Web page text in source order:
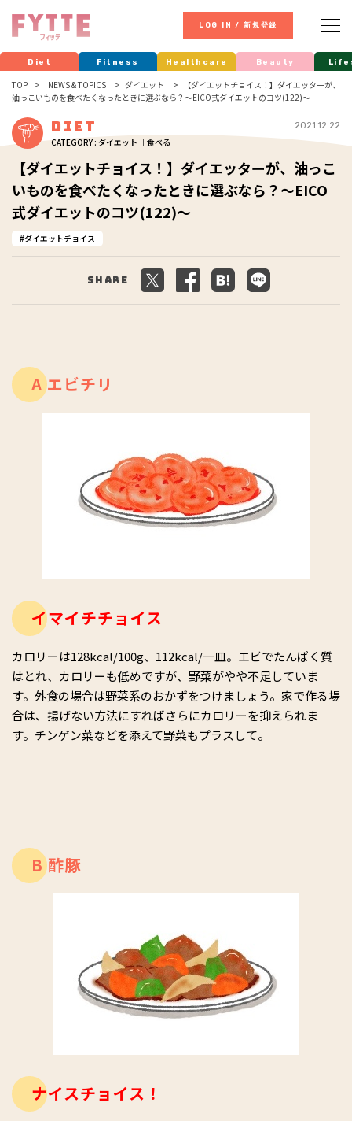
LOG IN / 新規登録
Diet Fitness Healthcare Beauty
TOP NEWS & TOPICS ダイエット
【ダイエットチョイス！】ダイエッターが、
油っこいものを食べたくなったときに選ぶなら？～EICO式ダイエットのコツ(122)～
Diet
CATEGORY : ダイエット ｜食べる
2021.12.22
【ダイエットチョイス！】ダイエッターが、油っこ
いものを食べたくなったときに選ぶなら？～EICO
式ダイエットのコツ(122)～
ダイエットチョイス
Share
A エビチリ
イマイチチョイス
カロリーは128kcal/100g、112kcal/一皿。エビでたんぱく質
はとれ、カロリーも低めですが、野菜がやや不足していま
す。外食の場合は野菜系のおかずをつけましょう。家で作る場
合は、揚げない方法にすればさらにカロリーを抑えられま
す。チンゲン菜などを添えて野菜もプラスして。
B 酢豚
ナイスチョイス！